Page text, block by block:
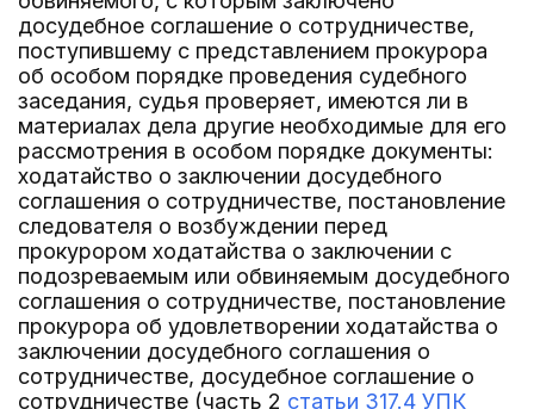
досудебное соглашение о сотрудничестве,
поступившему с представлением прокурора
об особом порядке проведения судебного
заседания, судья проверяет, имеются ли в
материалах дела другие необходимые для его
рассмотрения в особом порядке документы:
ходатайство о заключении досудебного
соглашения о сотрудничестве, постановление
следователя о возбуждении перед
прокурором ходатайства о заключении с
подозреваемым или обвиняемым досудебного
соглашения о сотрудничестве, постановление
прокурора об удовлетворении ходатайства о
заключении досудебного соглашения о
сотрудничестве, досудебное соглашение о
сотрудничестве (часть 2 статьи 317.4 УПК